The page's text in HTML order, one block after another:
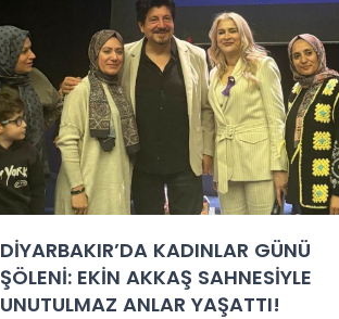
DİYARBAKIR’DA KADINLAR GÜNÜ
ŞÖLENİ: EKİN AKKAŞ SAHNESİYLE
UNUTULMAZ ANLAR YAŞATTI!